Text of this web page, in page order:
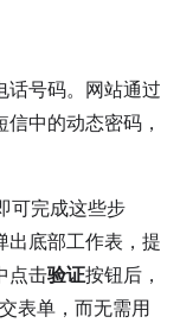
话号码。网站通过
中的动态密码，
可完成这些步
出底部工作表，提
点击验证按钮后，
表单，而无需用